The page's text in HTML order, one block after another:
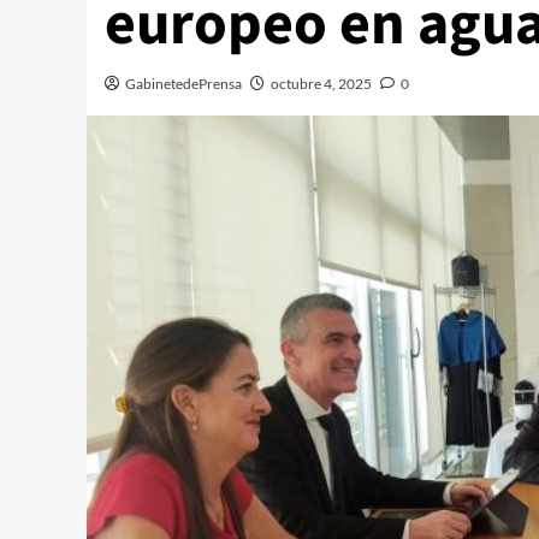
europeo en
GabinetedePrensa octubre 4, 2025 0